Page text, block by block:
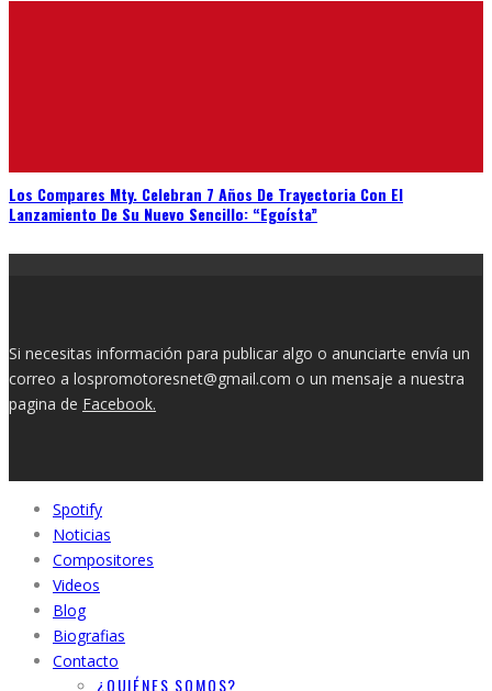
Los Compares Mty. Celebran 7 Años De Trayectoria Con El
Lanzamiento De Su Nuevo Sencillo: “Egoísta”
correo a lospromotoresnet@gmail.com o un mensaje a nuestra
pagina deFacebook.
Spotify
Noticias
Compositores
Videos
Blog
Biografias
Contacto
¿QUIÉNES SOMOS?